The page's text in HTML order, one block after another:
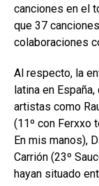
canciones en el
que 37
colaboraciones
Al respecto, la
latina en
artistas como
(11º con Ferxxo
En mis manos),
Carrión (23º
hayan situado